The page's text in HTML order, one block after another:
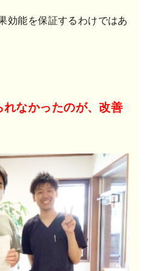
効能を保証するわけではあ
なかったのが、改善